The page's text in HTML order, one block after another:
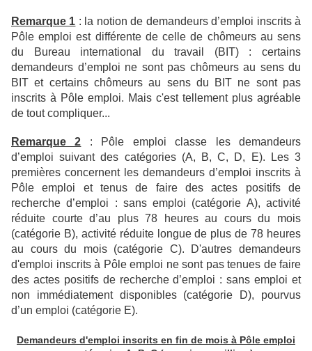
Remarque 1 : la notion de demandeurs d’emploi inscrits à
Pôle emploi est différente de celle de chômeurs au sens
du Bureau international du travail (BIT) : certains
demandeurs d’emploi ne sont pas chômeurs au sens du
BIT et certains chômeurs au sens du BIT ne sont pas
inscrits à Pôle emploi. Mais c'est tellement plus agréable
de tout compliquer...
Remarque 2 : Pôle emploi classe les demandeurs
d’emploi suivant des catégories (A, B, C, D, E). Les 3
premières concernent les demandeurs d’emploi inscrits à
Pôle emploi et tenus de faire des actes positifs de
recherche d’emploi : sans emploi (catégorie A), activité
réduite courte d’au plus 78 heures au cours du mois
(catégorie B), activité réduite longue de plus de 78 heures
au cours du mois (catégorie C). D'autres demandeurs
d'emploi inscrits à Pôle emploi ne sont pas tenues de faire
des actes positifs de recherche d’emploi : sans emploi et
non immédiatement disponibles (catégorie D), pourvus
d’un emploi (catégorie E).
Demandeurs d'emploi inscrits en fin de mois à Pôle emploi